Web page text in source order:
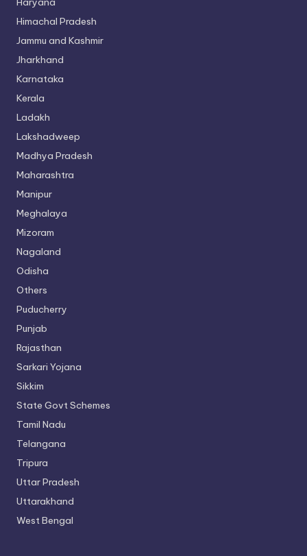
Himachal Pradesh
Jammu and Kashmir
Jharkhand
Karnataka
Kerala
Ladakh
Lakshadweep
Madhya Pradesh
Maharashtra
Manipur
Meghalaya
Mizoram
Nagaland
Odisha
Others
Puducherry
Punjab
Rajasthan
Sarkari Yojana
Sikkim
State Govt Schemes
Tamil Nadu
Telangana
Tripura
Uttar Pradesh
Uttarakhand
West Bengal